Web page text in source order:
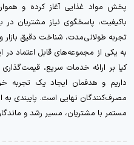
پخش مواد غذایی آغاز کرده و
باکیفیت، پاسخگوی نیاز مشتریان
تجربه طولانی‌مدت، شناخت دقیق بازار و
به یکی از مجموعه‌های قابل اعتماد در
کیا بر ارائه خدمات سریع،
داریم و هدفمان ایجاد یک تجربه
مصرف‌کنندگان نهایی است. پایبندی
مستمر با مشتریان، مسیر رشد و